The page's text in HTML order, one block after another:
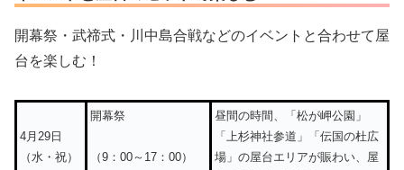
開幕祭・武禘式・川中島合戦などのイベントと合わせて屋
台を楽しむ！
4月29日
（水・祝）
開幕祭
（9：00～17：00）
昼間の時間、「松が岬公園」
「上杉神社参道」「伝国の杜広
場」の屋台エリアが賑わい、屋